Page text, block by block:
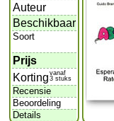
Auteur
Beschikbaar
Soort
Prijs
Korting vanaf
3 stuks
Recensie
Beoordeling
Details